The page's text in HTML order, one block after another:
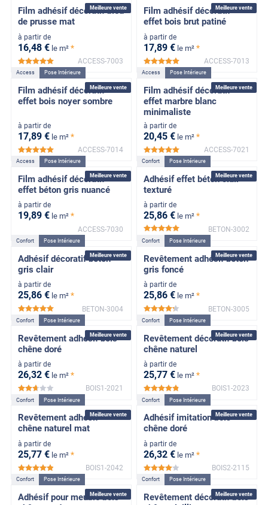
Meilleure vente
Film adhésif décoratif bleu
de prusse mat
à partir de
16,48 € le m² *
*****
ACCESS-7003
Meilleure vente
Film adhésif décoratif
effet bois brut patiné
à partir de
17,89 € le m² *
ACCESS-7013
Meilleure vente
Access Pose Intérieure
Film adhésif décoratif
effet bois noyer sombre
à partir de
17,89 € le m² *
*****
ACCESS-7014
Meilleure vente
Access Pose Intérieure
Film adhésif décoratif
effet marbre blanc
minimaliste
à partir de
20,45 € le m² *
ACCESS-7021
Meilleure vente
Access Pose Intérieure
Film adhésif décoratif
effet béton gris nuancé
à partir de
19,89 € le m² *
ACCESS-7030
Meilleure vente
Confort Pose Intérieure
Adhésif effet béton clair
texturé
à partir de
25,86 € le m² *
BETON-3002
Meilleure vente
Confort Pose Intérieure
Adhésif décoratif béton
gris clair
à partir de
25,86 € le m² *
*****
BETON-3004
Meilleure vente
Confort Pose Intérieure
Revêtement adhésif béton
gris foncé
à partir de
25,86 € le m² *
*****
BETON-3005
Meilleure vente
Confort Pose Intérieure
Revêtement adhésif bois
chêne doré
à partir de
26,32 € le m² *
*****
BOIS1-2021
Meilleure vente
Confort Pose Intérieure
Revêtement décoratif bois
chêne naturel
à partir de
25,77 € le m² *
*****
BOIS1-2023
Meilleure vente
Confort Pose Intérieure
Revêtement adhésif
chêne naturel mat
à partir de
25,77 € le m² *
*****
BOIS1-2042
Meilleure vente
Confort Pose Intérieure
Adhésif imitation bois
chêne doré
à partir de
26,32 € le m² *
*****
BOIS2-2115
Meilleure vente
Confort Pose Intérieure
Adhésif pour meuble bois
Meilleure vente
Confort Pose Intérieure
Revêtement décoratif bois